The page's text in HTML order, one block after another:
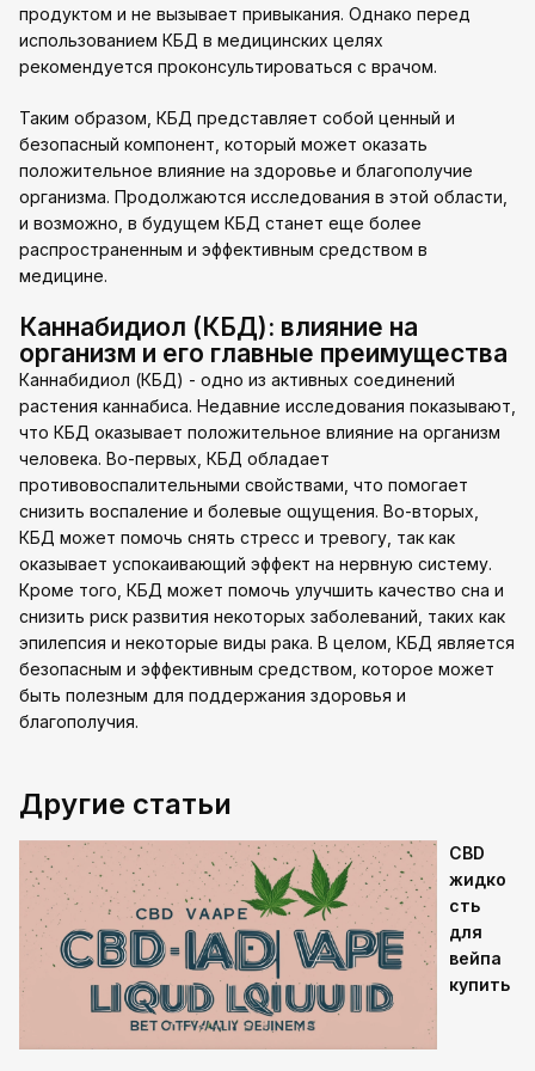
продуктом и не вызывает привыкания. Однако перед
использованием КБД в медицинских целях
рекомендуется проконсультироваться с врачом.
Таким образом, КБД представляет собой ценный и
безопасный компонент, который может оказать
положительное влияние на здоровье и благополучие
организма. Продолжаются исследования в этой области,
и возможно, в будущем КБД станет еще более
распространенным и эффективным средством в
медицине.
Каннабидиол (КБД): влияние на
организм и его главные преимущества
Каннабидиол (КБД) - одно из активных соединений
растения каннабиса. Недавние исследования показывают,
что КБД оказывает положительное влияние на организм
человека. Во-первых, КБД обладает
противовоспалительными свойствами, что помогает
снизить воспаление и болевые ощущения. Во-вторых,
КБД может помочь снять стресс и тревогу, так как
оказывает успокаивающий эффект на нервную систему.
Кроме того, КБД может помочь улучшить качество сна и
снизить риск развития некоторых заболеваний, таких как
эпилепсия и некоторые виды рака. В целом, КБД является
безопасным и эффективным средством, которое может
быть полезным для поддержания здоровья и
благополучия.
Другие статьи
CBD
жидко
сть
для
вейпа
купить